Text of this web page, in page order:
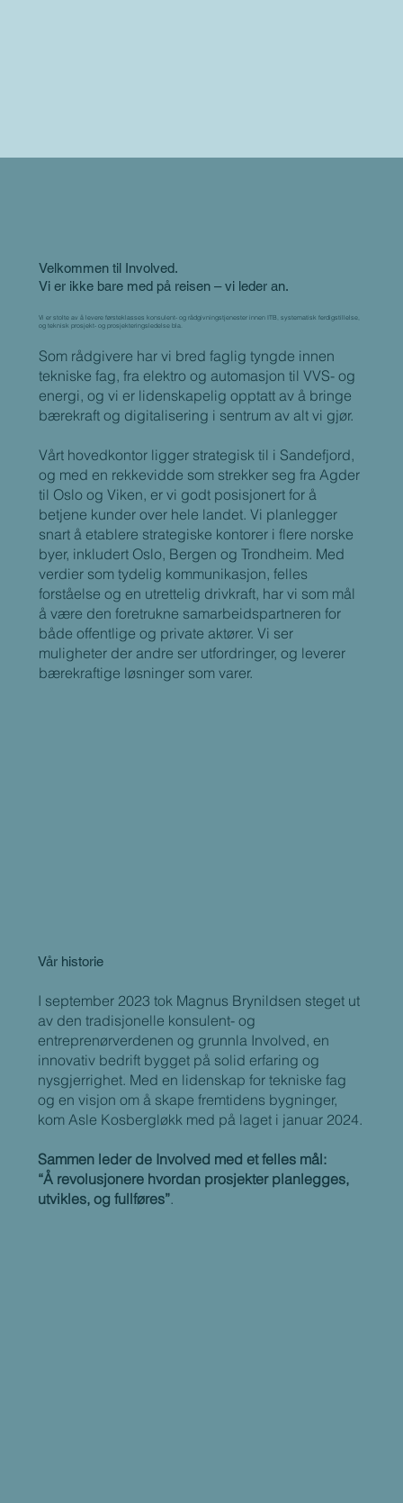
Velkommen til Involved.
Vi er ikke bare med på reisen – vi leder an.
Vi er stolte av å levere førsteklasses konsulent- og rådgivningstjenester innen ITB, systematisk ferdigstillelse,
og teknisk prosjekt- og prosjekteringsledelse bla.
Som rådgivere har vi bred faglig tyngde innen
tekniske fag, fra elektro og automasjon til VVS- og
energi, og vi er lidenskapelig opptatt av å bringe
bærekraft og digitalisering i sentrum av alt vi gjør.
Vårt hovedkontor ligger strategisk til i Sandefjord,
og med en rekkevidde som strekker seg fra Agder
til Oslo og Viken, er vi godt posisjonert for å
betjene kunder over hele landet. Vi planlegger
snart å etablere strategiske kontorer i flere norske
byer, inkludert Oslo, Bergen og Trondheim. Med
verdier som tydelig kommunikasjon, felles
forståelse og en utrettelig drivkraft, har vi som mål
å være den foretrukne samarbeidspartneren for
både offentlige og private aktører. Vi ser
muligheter der andre ser utfordringer, og leverer
bærekraftige løsninger som varer.
Vår historie
I september 2023 tok Magnus Brynildsen steget ut
av den tradisjonelle konsulent- og
entreprenørverdenen og grunnla Involved, en
innovativ bedrift bygget på solid erfaring og
nysgjerrighet. Med en lidenskap for tekniske fag
og en visjon om å skape fremtidens bygninger,
kom Asle Kosbergløkk med på laget i januar 2024.
Sammen leder de Involved med et felles mål:
“Å revolusjonere hvordan prosjekter planlegges,
utvikles, og fullføres”.